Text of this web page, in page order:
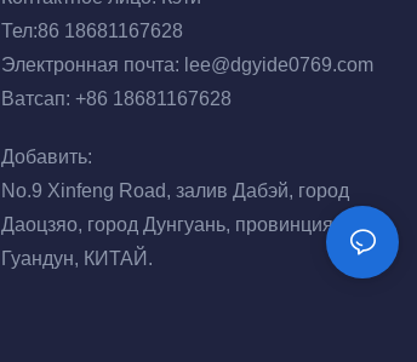
Тел:86 18681167628
Электронная почта: lee@dgyide0769.com
Ватсап: +86 18681167628
Добавить:
No.9 Xinfeng Road, залив Дабэй, город
Даоцзяо, город Дунгуань, провинция
Гуандун, КИТАЙ.